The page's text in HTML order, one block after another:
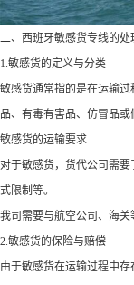
二、西班牙敏感货专线的处
1.敏感货的定义与分类
敏感货通常指的是在运输
品、有毒有害品、仿冒品或
敏感货的运输要求
对于敏感货，货代公司需
式限制等。
我司需要与航空公司、海关
2.敏感货的保险与赔偿
由于敏感货在运输过程中存